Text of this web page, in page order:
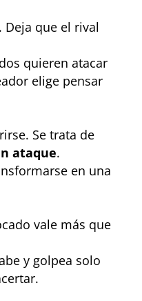
Deja que el rival
quieren atacar
elige pensar
Se trata de
ataque.
en una
vale más que
y golpea solo